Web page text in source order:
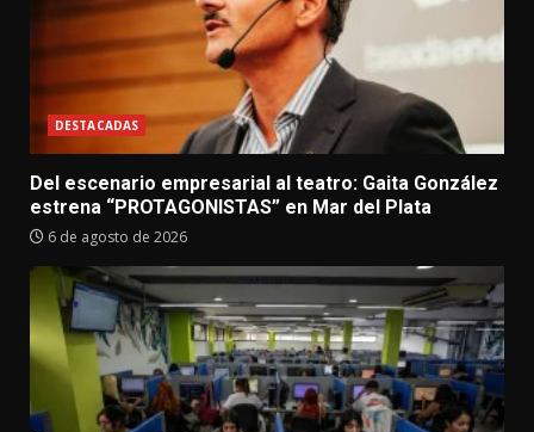
DESTACADAS
Del escenario empresarial al teatro: Gaita González
estrena “PROTAGONISTAS” en Mar del Plata
6 de agosto de 2026